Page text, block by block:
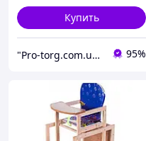
Купить
"Pro-torg.com.ua" - интернет-магазин детских товаров и игрушек 95%